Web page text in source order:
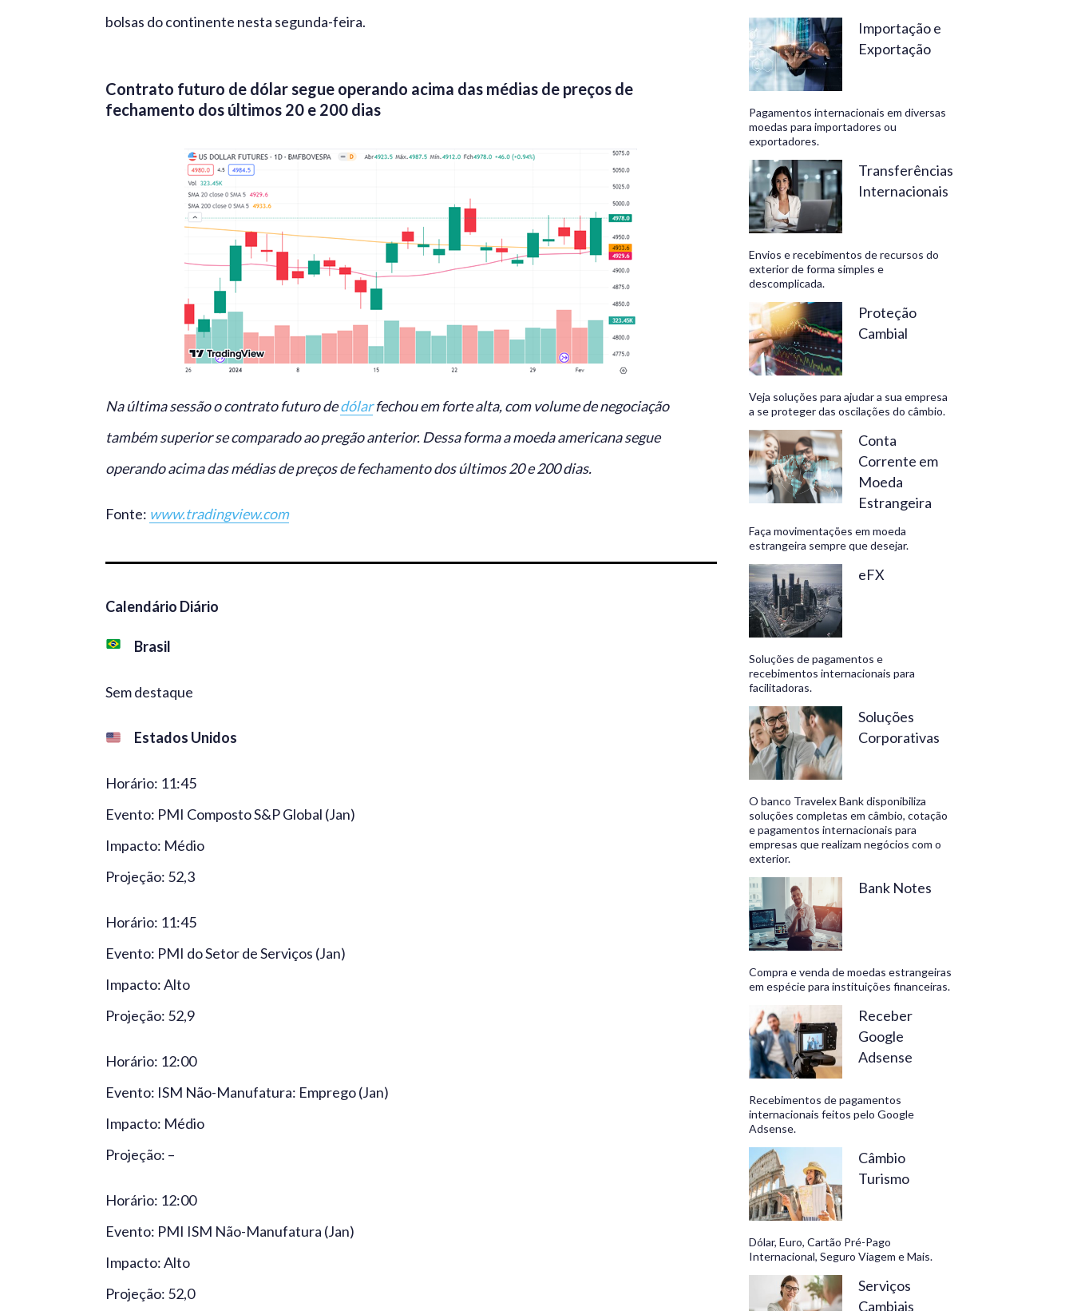
bolsas do continente nesta segunda-feira.
Contrato futuro de dólar segue operando acima das médias de preços de
fechamento dos últimos 20 e 200 dias
Na última sessão o contrato futuro dedólarfechou em forte alta, com volume de negociação
também superior se comparado ao pregão anterior. Dessa forma a moeda americana segue
operando acima das médias de preços de fechamento dos últimos 20 e 200 dias.
Fonte: www.tradingview.com
Calendário Diário
Brasil
Sem destaque
Estados Unidos
Horário: 11:45
Evento: PMI Composto S&P Global (Jan)
Impacto: Médio
Projeção: 52,3
Horário: 11:45
Evento: PMI do Setor de Serviços (Jan)
Impacto: Alto
Projeção: 52,9
Horário: 12:00
Evento: ISM Não-Manufatura: Emprego (Jan)
Impacto: Médio
Projeção: –
Horário: 12:00
Evento: PMI ISM Não-Manufatura (Jan)
Impacto: Alto
Projeção: 52,0
são nossos
diferenciais.
Bank,
negócios
rentáveis
Importação e
Exportação
Pagamentos internacionais em diversas
moedas para importadores ou
exportadores.
Transferências
Internacionais
Envios e recebimentos de recursos do
exterior de forma simples e
descomplicada.
Proteção
Cambial
Veja soluções para ajudar a sua empresa
a se proteger das oscilações do câmbio.
Conta
Corrente em
Moeda
Estrangeira
Faça movimentações em moeda
estrangeira sempre que desejar.
eFX
Soluções de pagamentos e
recebimentos internacionais para
facilitadoras.
Soluções
Corporativas
O banco Travelex Bank disponibiliza
soluções completas em câmbio, cotação
e pagamentos internacionais para
empresas que realizam negócios com o
exterior.
Bank Notes
Compra e venda de moedas estrangeiras
em espécie para instituições financeiras.
Receber
Google
Adsense
Recebimentos de pagamentos
internacionais feitos pelo Google
Adsense.
Câmbio
Turismo
Dólar, Euro, Cartão Pré-Pago
Internacional, Seguro Viagem e Mais.
Serviços
Cambiais